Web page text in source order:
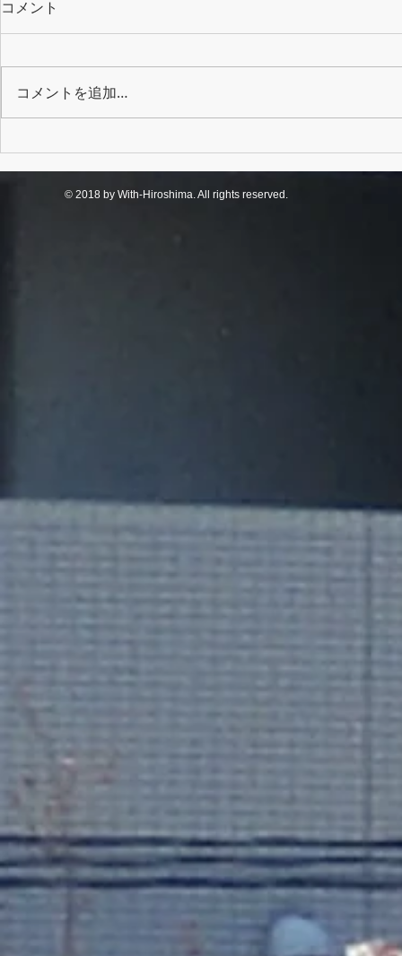
クリスマス交流会
コメント
コメントを追加…
© 2018 by With-Hiroshima. All rights reserved.